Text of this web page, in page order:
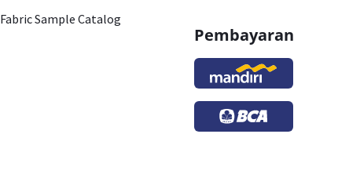
Fabric Sample Catalog
Pembayaran